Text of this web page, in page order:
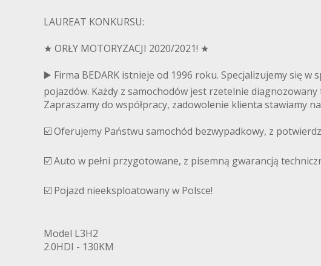
LAUREAT KONKURSU:
★ ORŁY MOTORYZACJI 2020/2021! ★
▶️ Firma BEDARK istnieje od 1996 roku. Specjalizujemy się
pojazdów. Każdy z samochodów jest rzetelnie
Zapraszamy do współpracy, zadowolenie klienta stawiamy
☑️ Oferujemy Państwu samochód bezwypadkowy, z
☑️ Auto w pełni przygotowane, z pisemną gwarancją
☑️ Pojazd nieeksploatowany w Polsce!
Model L3H2
2.0HDI - 130KM